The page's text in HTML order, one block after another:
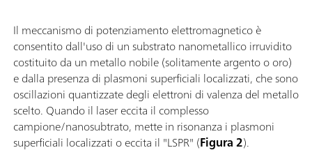
Il meccanismo di potenziamento elettromagnetico è
consentito dall'uso di un substrato nanometallico irruvidito
costituito da un metallo nobile (solitamente argento o oro)
e dalla presenza di plasmoni superficiali localizzati, che sono
oscillazioni quantizzate degli elettroni di valenza del metallo
scelto. Quando il laser eccita il complesso
campione/nanosubtrato, mette in risonanza i plasmoni
superficiali localizzati o eccita il "LSPR" (Figura 2).